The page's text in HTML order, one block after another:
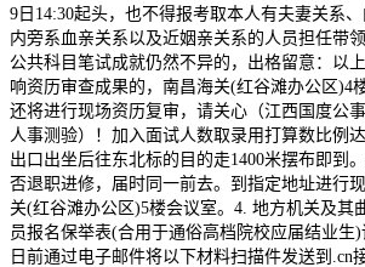
9日14:30起头，也不得报考取本人有夫妻关系
内旁系血亲关系以及近姻亲关系的人员担任带
公共科目笔试成就仍然不异的，出格留意：以
响资历审查成果的，南昌海关(红谷滩办公区)4
还将进行现场资历复审，请关心（江西国度公
人事测验）！加入面试人数取录用打算数比例
出口出坐后往东北标的目的走1400米摆布即到
否退职进修，届时同一前去。到指定地址进行
关(红谷滩办公区)5楼会议室。4. 地方机关及其
员报名保举表(合用于通俗高档院校应届结业生)
日前通过电子邮件将以下材料扫描件发送到.cn